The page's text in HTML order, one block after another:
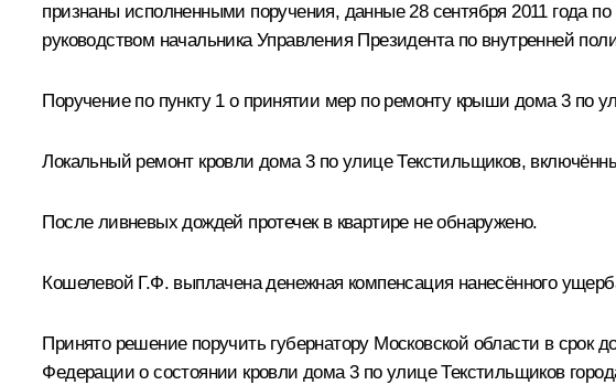
признаны исполненными поручения, данные 28 сентября 2011 года
руководством начальника Управления Президента по внутренней
Поручение по пункту 1 о принятии мер по ремонту крыши дома 3
Локальный ремонт кровли дома 3 по улице Текстильщиков,
После ливневых дождей протечек в квартире не обнаружено.
Кошелевой Г.Ф. выплачена денежная компенсация нанесённого
Принято решение поручить губернатору Московской области в
Федерации о состоянии кровли дома 3 по улице Текстильщиков